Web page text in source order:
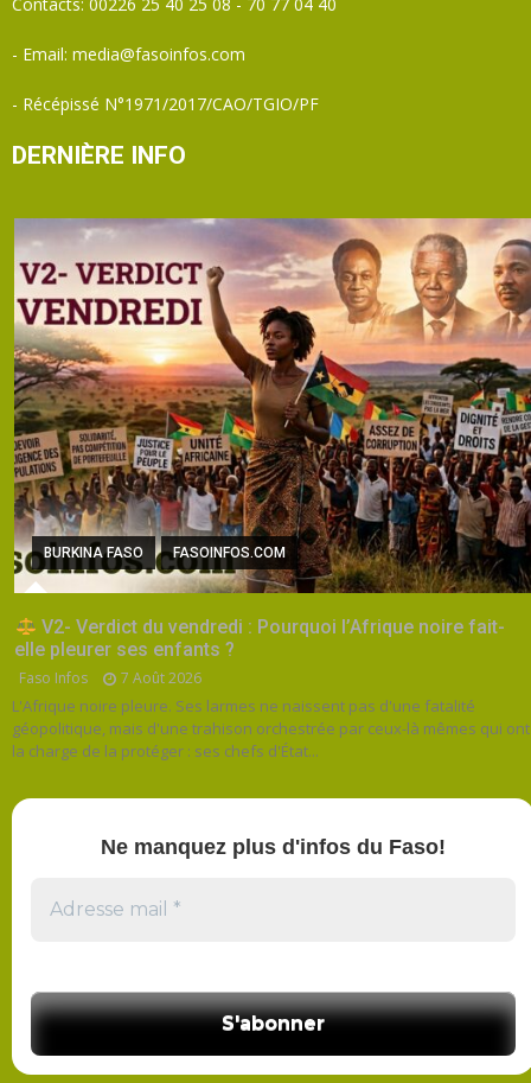
- Email: media@fasoinfos.com
- Récépissé N°1971/2017/CAO/TGIO/PF
DERNIÈRE INFO
BURKINA FASO FASOINFOS.COM
V2- Verdict du vendredi : Pourquoi l’Afrique noire fait-
elle pleurer ses enfants ?
Faso Infos 7 Août 2026
L'Afrique noire pleure. Ses larmes ne naissent pas d'une fatalité
géopolitique, mais d'une trahison orchestrée par ceux-là mêmes qui ont
la charge de la protéger : ses chefs d'État...
Ne manquez plus d'infos du Faso!